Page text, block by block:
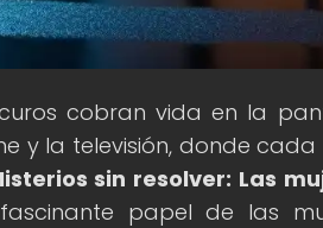
cobran vida en la
y la televisión, donde cada
sin resolver: Las
papel de las